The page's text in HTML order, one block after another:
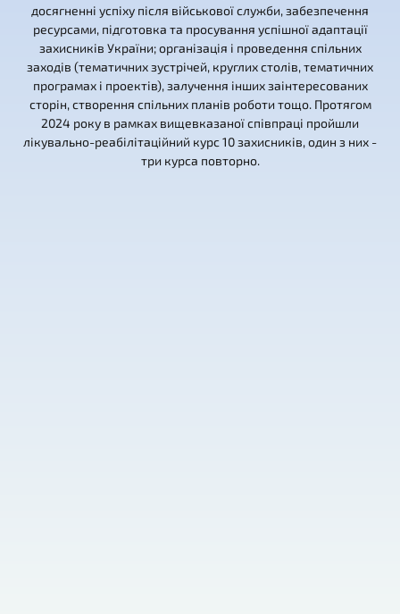
досягненні успіху після військової служби, забезпечення
ресурсами, підготовка та просування успішної адаптації
захисників України; організація і проведення спільних
заходів (тематичних зустрічей, круглих столів, тематичних
програмах і проектів), залучення інших заінтересованих
сторін, створення спільних планів роботи тощо. Протягом
2024 року в рамках вищевказаної співпраці пройшли
лікувально-реабілітаційний курс 10 захисників, один з них -
три курса повторно.